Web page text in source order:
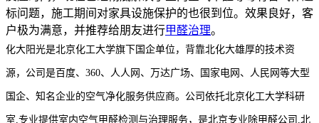
标问题，施工期间对家具设施保护的也很到位。效果良好，客
户极为满意，并推荐给朋友进行甲醛治理。
化大阳光是北京化工大学旗下国企单位，背靠北化大雄厚的技术资
源，公司是百度、360、人人网、万达广场、国家电网、人民网等大型
国企、知名企业的空气净化服务供应商。公司依托北京化工大学科研
室,专业提供室内空气甲醛检测与治理服务，是北京专业除甲醛公司,北